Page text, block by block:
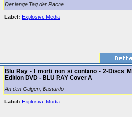
Der lange Tag der Rache
Label: Explosive Media
Blu Ray - I morti non si contano - 2-Discs
Edition DVD - BLU RAY Cover A
An den Galgen, Bastardo
Label: Explosive Media